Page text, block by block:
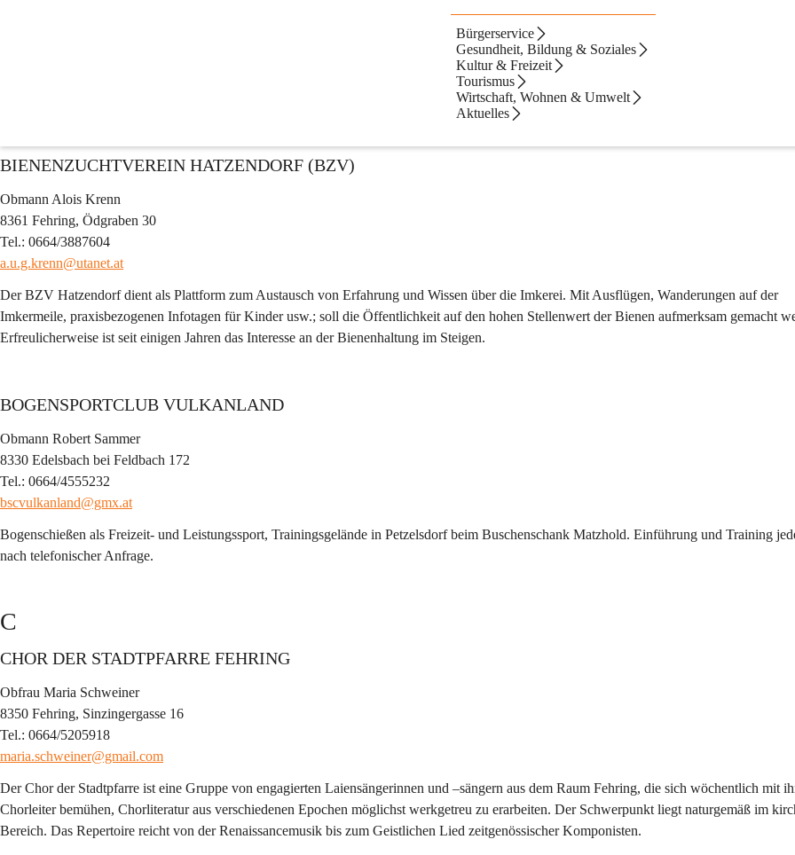
Bürgerservice
Gesundheit, Bildung & Soziales
Kultur & Freizeit
Tourismus
Wirtschaft, Wohnen & Umwelt
Aktuelles
Hier finden Sie eine Auflistung der Vereine, die eine Veröffentlichung gewünscht haben.
Bei Interesse, bitte Daten im Rathaus Fehring bzw. in der Bürgerservicestelle Hatzendorf abgeben oder per Mail an
BIENENZUCHTVEREIN HATZENDORF (BZV)
Obmann Alois Krenn
8361 Fehring, Ödgraben 30
Tel.: 0664/3887604
a.u.g.krenn@utanet.at
Der BZV Hatzendorf dient als Plattform zum Austausch von Erfahrung und Wissen über die Imkerei. Mit Ausflügen, Wanderungen auf der
Imkermeile, praxisbezogenen Infotagen für Kinder usw.; soll die Öffentlichkeit auf den hohen Stellenwert der Bienen aufmerksam gemacht
Erfreulicherweise ist seit einigen Jahren das Interesse an der Bienenhaltung im Steigen.
BOGENSPORTCLUB VULKANLAND
Obmann Robert Sammer
8330 Edelsbach bei Feldbach 172
Tel.: 0664/4555232
bscvulkanland@gmx.at
Bogenschießen als Freizeit- und Leistungssport, Trainingsgelände in Petzelsdorf beim Buschenschank Matzhold. Einführung und Training
nach telefonischer Anfrage.
C
CHOR DER STADTPFARRE FEHRING
Obfrau Maria Schweiner
8350 Fehring, Sinzingergasse 16
Tel.: 0664/5205918
maria.schweiner@gmail.com
Der Chor der Stadtpfarre ist eine Gruppe von engagierten Laiensängerinnen und –sängern aus dem Raum Fehring, die sich wöchentlich mit
Chorleiter bemühen, Chorliteratur aus verschiedenen Epochen möglichst werkgetreu zu erarbeiten. Der Schwerpunkt liegt naturgemäß im
Bereich. Das Repertoire reicht von der Renaissancemusik bis zum Geistlichen Lied zeitgenössischer Komponisten.